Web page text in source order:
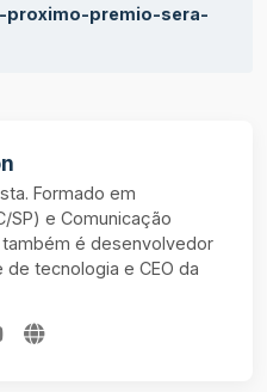
proximo-premio-sera-
Formado em
SP) e Comunicação
também é desenvolvedor
tecnologia e CEO da